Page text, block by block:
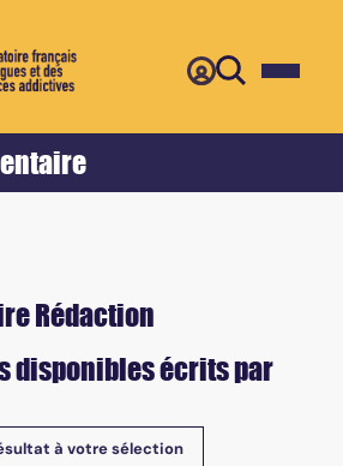
Rédaction
disponibles écrits par
à votre sélection